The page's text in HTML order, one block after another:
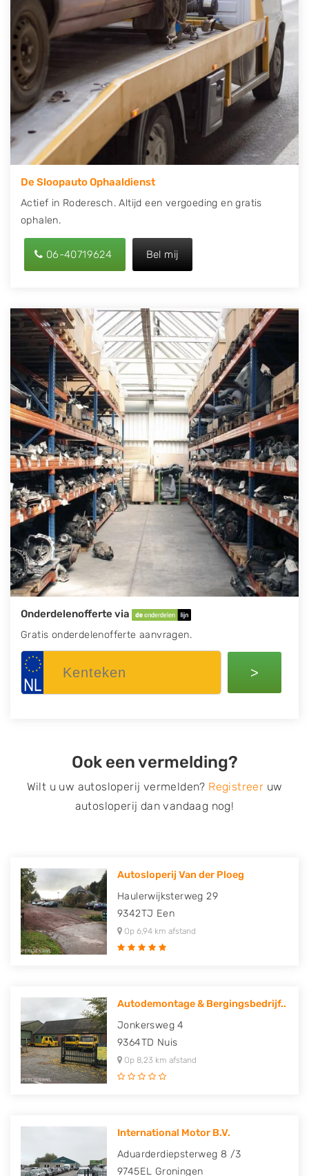
kenteken in en druk op verzenden.
Wij kunnen u helpen met de inkoop van auto's van
eigenlijk alle merken, zoals Alfa Romeo, Audi, BMW,
Chevrolet, Citroën, Dacia, Fiat, Ford, Honda, Hyundai,
Kia, Mazda, Mercedes Benz, Mitsubishi, Nissan, Opel,
Peugeot, Porsche, Renault, Seat, Skoda, Suzuki, Tesla,
Toyota, Volkswagen en Volvo.
De Sloopauto Ophaaldienst
Actief in Roderesch. Altijd een vergoeding en gratis
ophalen.
06-40719624 Bel mij
Onderdelenofferte via
Gratis onderdelenofferte aanvragen.
>
Ook een vermelding?
Wilt u uw autosloperij vermelden? Registreer uw
autosloperij dan vandaag nog!
Autosloperij Van der Ploeg
Haulerwijksterweg 29
9342TJ Een
Op 6,94 km afstand
Autodemontage & Bergingsbedrijf..
Jonkersweg 4
9364TD Nuis
Op 8,23 km afstand
International Motor B.V.
Aduarderdiepsterweg 8 /3
9745EL Groningen